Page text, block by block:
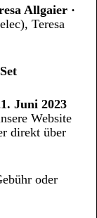
Allgaier ·
Teresa
Juni 2023
Website
direkt über
oder